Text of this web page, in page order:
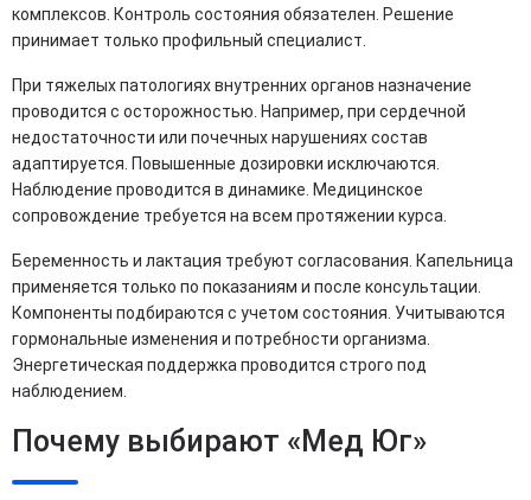
комплексов. Контроль состояния обязателен. Решение
принимает только профильный специалист.
При тяжелых патологиях внутренних органов назначение
проводится с осторожностью. Например, при сердечной
недостаточности или почечных нарушениях состав
адаптируется. Повышенные дозировки исключаются.
Наблюдение проводится в динамике. Медицинское
сопровождение требуется на всем протяжении курса.
Беременность и лактация требуют согласования. Капельница
применяется только по показаниям и после консультации.
Компоненты подбираются с учетом состояния. Учитываются
гормональные изменения и потребности организма.
Энергетическая поддержка проводится строго под
наблюдением.
Почему выбирают «Мед Юг»